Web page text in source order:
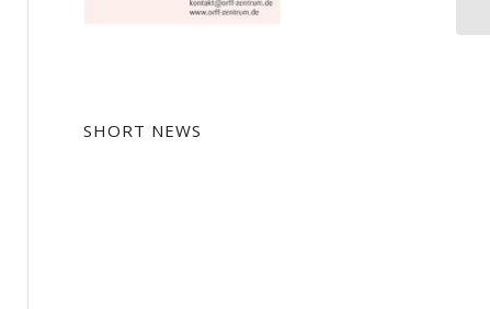
SHORT NEWS